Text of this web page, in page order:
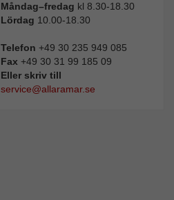
Måndag–fredag kl 8.30-18.30
Lördag 10.00-18.30
Telefon +49 30 235 949 085
Fax +49 30 31 99 185 09
Eller skriv till
service@allaramar.se